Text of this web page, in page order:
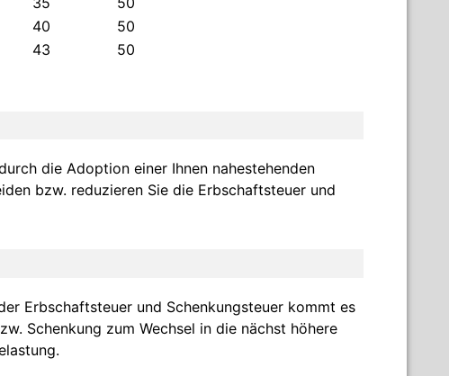
40
50
43
50
die Adoption einer Ihnen nahestehenden
bzw. reduzieren Sie die Erbschaftsteuer und
Erbschaftsteuer und Schenkungsteuer kommt es
Schenkung zum Wechsel in die nächst höhere